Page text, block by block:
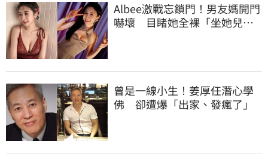
Albee激戰忘鎖門！男友媽開門
嚇壞 目睹她全裸「坐她兒子
曾是一線小生！姜厚任潛心學
佛 卻遭爆「出家、發瘋了」